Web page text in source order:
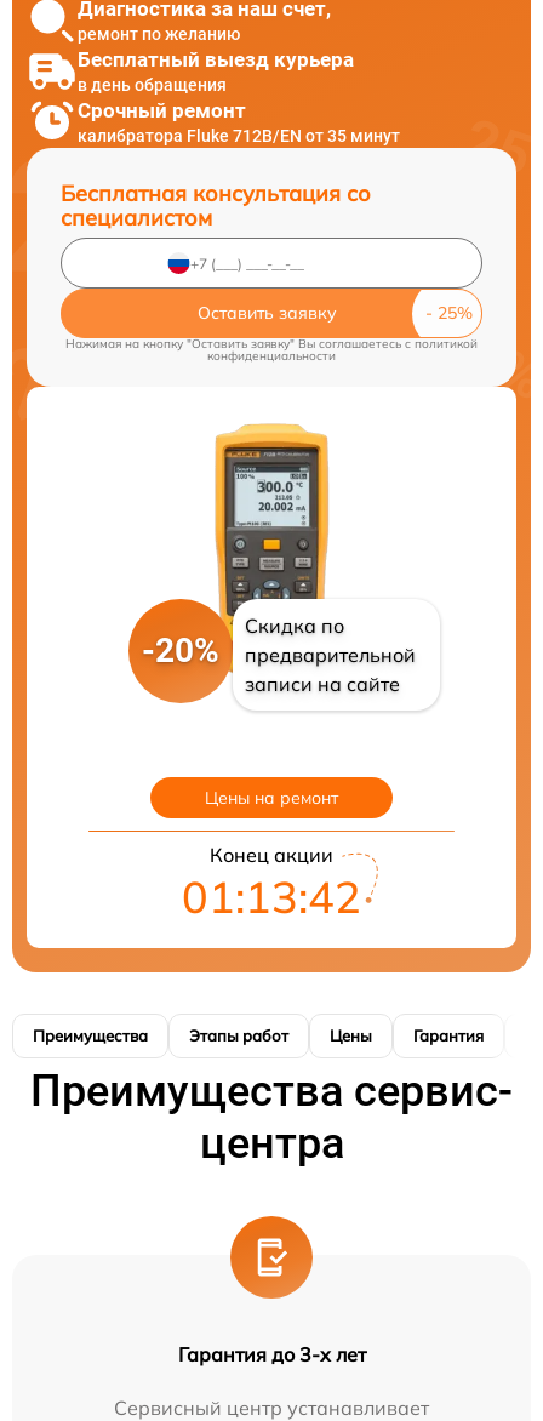
Диагностика за наш счет,
ремонт по желанию
Бесплатный выезд курьера
в день обращения
Срочный ремонт
калибратора Fluke 712B/EN от 35 минут
Бесплатная консультация со
специалистом
Оставить заявку
Нажимая на кнопку "Оставить заявку" Вы соглашаетесь cполитикой
конфиденциальности
-20%
Скидка по
предварительной
записи на сайте
Цены на ремонт
Конец акции
01:13:41
Преимущества Этапы работ Цены Гарантия
Преимущества сервис-
центра
Гарантия до 3-х лет
Сервисный центр устанавливает